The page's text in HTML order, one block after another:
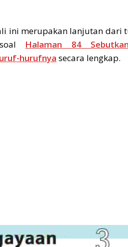
ini merupakan lanjutan dari
Halaman 84
hurufnya secara lengkap.